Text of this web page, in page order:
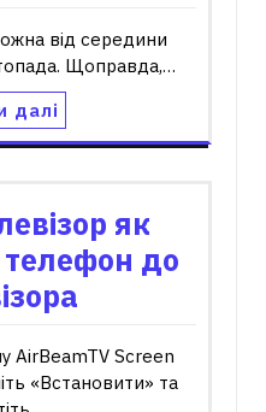
від середини
Щоправда,…
далі
як
до
AirBeamTV Screen
«Встановити» та